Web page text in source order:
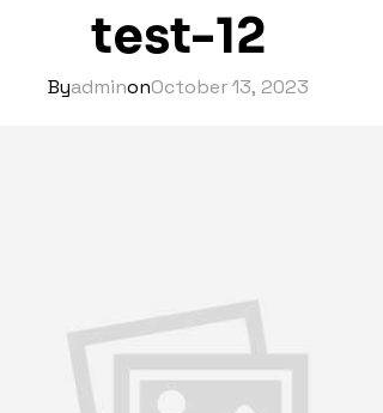
test-12
ByadminonOctober 13, 2023